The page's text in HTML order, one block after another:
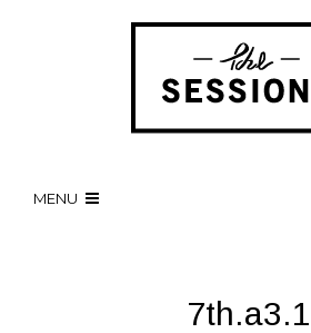
MENU
7th.a3.1